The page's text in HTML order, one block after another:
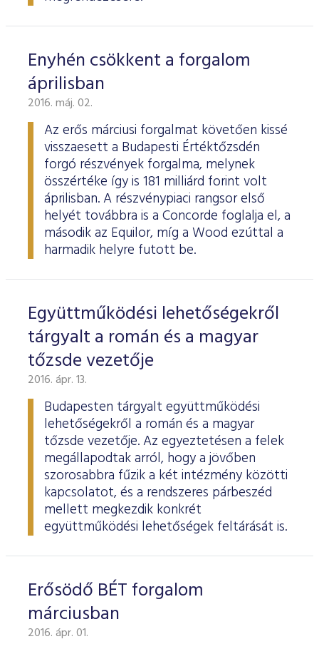
Enyhén csökkent a forgalom
áprilisban
2016. máj. 02.
Az erős márciusi forgalmat követően kissé
visszaesett a Budapesti Értéktőzsdén
forgó részvények forgalma, melynek
összértéke így is 181 milliárd forint volt
áprilisban. A részvénypiaci rangsor első
helyét továbbra is a Concorde foglalja el, a
második az Equilor, míg a Wood ezúttal a
harmadik helyre futott be.
Együttműködési lehetőségekről
tárgyalt a román és a magyar
tőzsde vezetője
2016. ápr. 13.
Budapesten tárgyalt együttműködési
lehetőségekről a román és a magyar
tőzsde vezetője. Az egyeztetésen a felek
megállapodtak arról, hogy a jövőben
szorosabbra fűzik a két intézmény közötti
kapcsolatot, és a rendszeres párbeszéd
mellett megkezdik konkrét
együttműködési lehetőségek feltárását is.
Erősödő BÉT forgalom
márciusban
2016. ápr. 01.